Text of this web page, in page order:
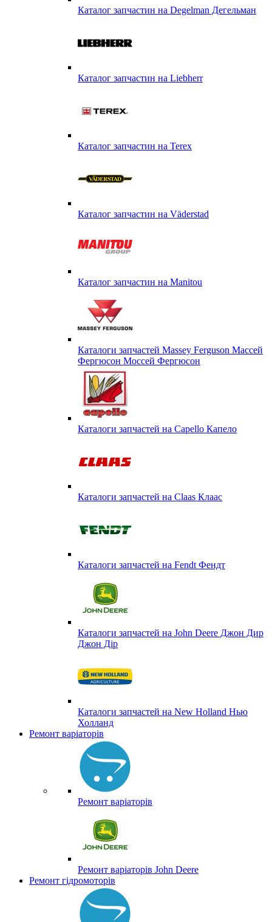
Каталог запчастин на Degelman Дегельман
Каталог запчастин на Liebherr
Каталог запчастин на Terex
Каталог запчастин на Väderstad
Каталог запчастин на Маnitou
Каталоги запчастей Massey Ferguson Массей
Фергюсон Моссей Фергюсон
Каталоги запчастей на Capello Капело
Каталоги запчастей на Claas Клаас
Каталоги запчастей на Fendt Фендт
Каталоги запчастей на John Deere Джон Дир
Джон Дір
Каталоги запчастей на New Holland Нью
Холланд
Ремонт варіаторів
Ремонт варіаторів
Ремонт варіаторів John Deere
Ремонт гідромоторів